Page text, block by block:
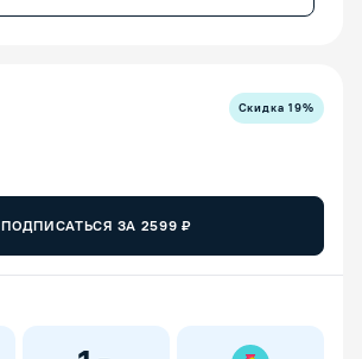
Скидка19%
ПОДПИСАТЬСЯ ЗА 2599 ₽